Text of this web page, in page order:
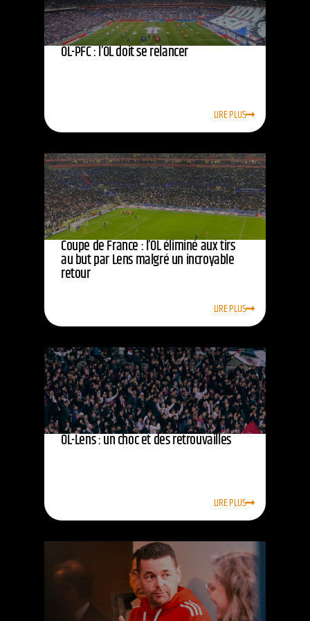
OL-PFC : l’OL doit se relancer
LIRE PLUS
Coupe de France : l’OL éliminé aux tirs
au but par Lens malgré un incroyable
retour
LIRE PLUS
OL-Lens : un choc et des retrouvailles
LIRE PLUS